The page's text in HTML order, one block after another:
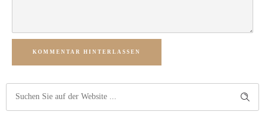
KOMMENTAR HINTERLASSEN